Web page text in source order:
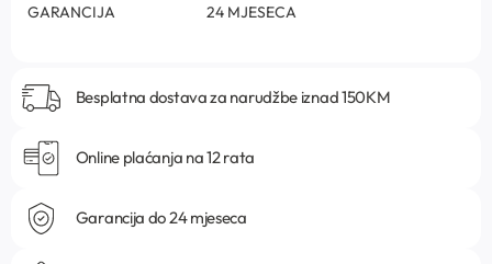
GARANCIJA
24 MJESECA
Besplatna dostava za narudžbe iznad 150KM
Online plaćanja na 12 rata
Garancija do 24 mjeseca